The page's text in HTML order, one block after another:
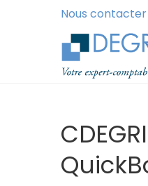
Nous contacter